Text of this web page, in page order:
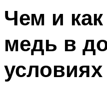
Чем и
медь в
условиях